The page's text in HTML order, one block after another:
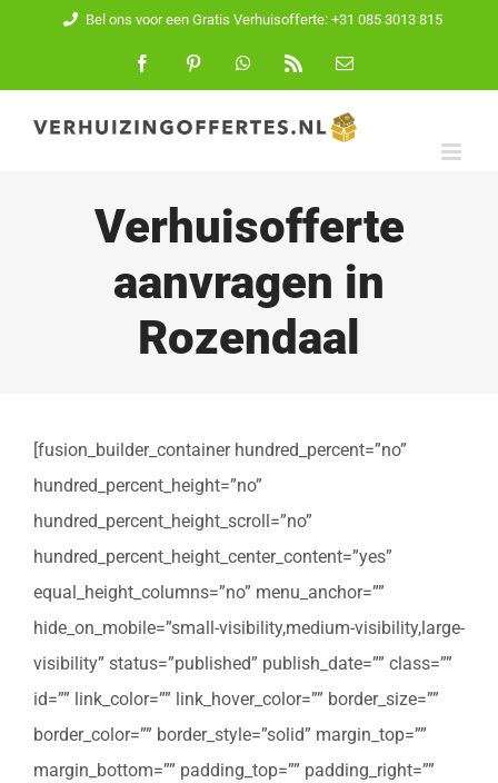
inhoud
Bel ons voor een Gratis Verhuisofferte: +31 085 3013 815
FacebookPinterest WhatsApp
E-
Verhuisofferte
aanvragen in
Rozendaal
[fusion_builder_container hundred_percent=”no”
hundred_percent_height=”no”
hundred_percent_height_scroll=”no”
hundred_percent_height_center_content=”yes”
equal_height_columns=”no” menu_anchor=””
hide_on_mobile=”small-visibility,medium-visibility,large-
visibility” status=”published” publish_date=”” class=””
id=”” link_color=”” link_hover_color=”” border_size=””
border_color=”” border_style=”solid” margin_top=””
margin_bottom=”” padding_top=”” padding_right=””